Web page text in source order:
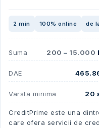
2 min 100% online de
Suma 200 – 15.000
DAE
Varsta minima 20
CreditPrime este una
care ofera servicii de